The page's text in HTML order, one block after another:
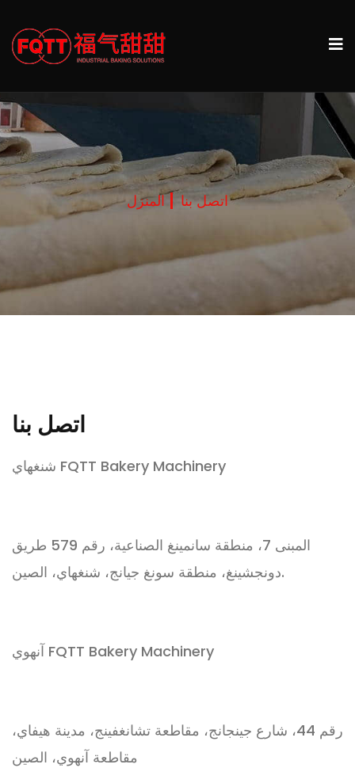
المنزل اتصل بنا
اتصل بنا
شنغهاي FQTT Bakery Machinery
المبنى 7، منطقة سانمينغ الصناعية، رقم 579 طريق
دونجشينغ، منطقة سونغ جيانج، شنغهاي، الصين.
آنهوي FQTT Bakery Machinery
رقم 44، شارع جينجانج، مقاطعة تشانغفينج، مدينة هيفاي،
مقاطعة آنهوي، الصين